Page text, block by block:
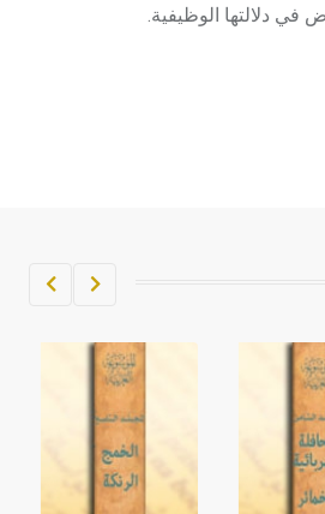
- هل تعلم أن أبجر Abgar اسم معروفدلالتها الوظيفية.